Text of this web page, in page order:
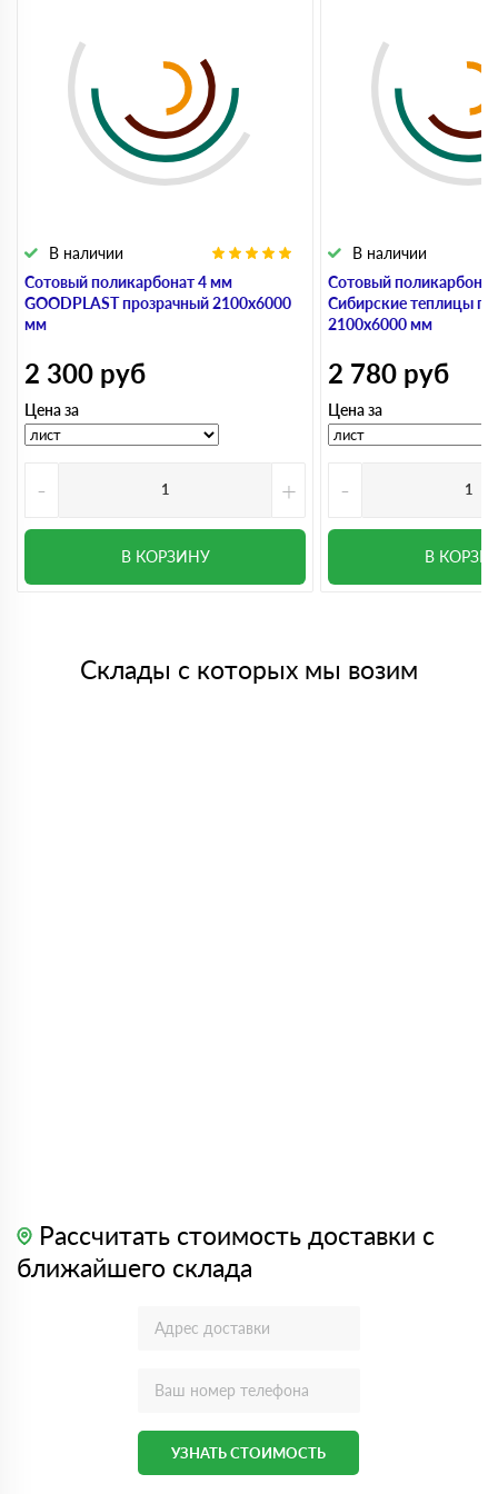
Сотовый поликарбонат 4 мм
GOODPLAST прозрачный 2100х6000
мм
В наличии
2 300 руб
Цена за
- +
В КОРЗИНУ
Сотовый
Сибирские теплицы
2100х6000 мм
В наличии
2 780 руб
Цена за
-
В
Склады с которых мы возим
Рассчитать стоимость доставки с
ближайшего склада
УЗНАТЬ СТОИМОСТЬ